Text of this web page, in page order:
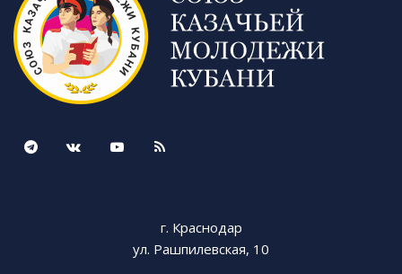
г. Краснодар
ул. Рашпилевская, 10